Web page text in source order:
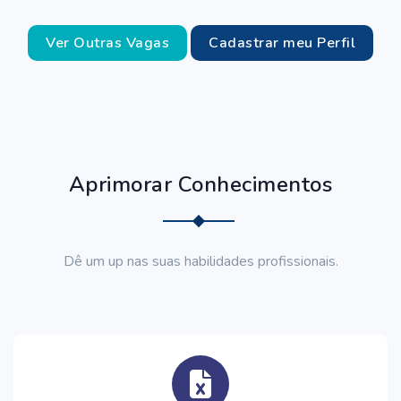
Ver Outras Vagas Cadastrar meu Perfil
Aprimorar Conhecimentos
Dê um up nas suas habilidades profissionais.